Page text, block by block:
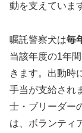
動を支えていま
嘱託警察犬は毎
当該年度の1年
きます。出動時
手当が支給され
士・ブリーダー
は、ボランティ